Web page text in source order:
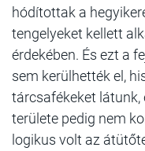
hódítottak a
tengelyeket kellett
érdekében. És ezt a
sem kerülhették el,
tárcsafékeket látunk,
területe pedig nem
logikus volt az